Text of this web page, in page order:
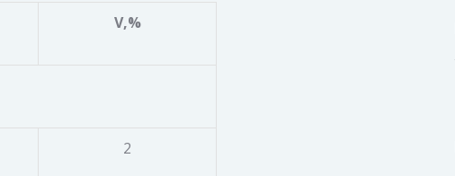
V,%
2